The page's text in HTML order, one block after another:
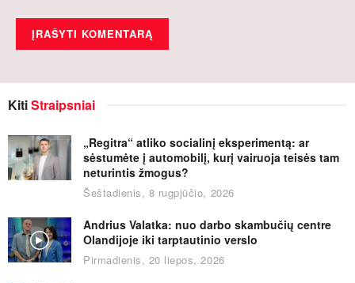
KitiStraipsniai
„Regitra“ atliko socialinį eksperimentą: ar
sėstumėte į automobilį, kurį vairuoja teisės tam
neturintis žmogus?
Šeštadienis, 8 rugpjūčio, 2026
Andrius Valatka: nuo darbo skambučių centre
Olandijoje iki tarptautinio verslo
Pirmadienis, 20 liepos, 2026